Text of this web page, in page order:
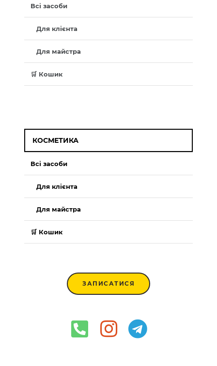
Всі засоби
Для клієнта
Для майстра
🛒 Кошик
КОСМЕТИКА
Всі засоби
Для клієнта
Для майстра
🛒 Кошик
ЗАПИСАТИСЯ